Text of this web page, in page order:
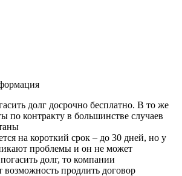
долг досрочно бесплатно. В то же
по контракту в большинстве случаев
на короткий срок – до 30 дней, но у
проблемы и он не может
долг, то компании
возможность продлить договор